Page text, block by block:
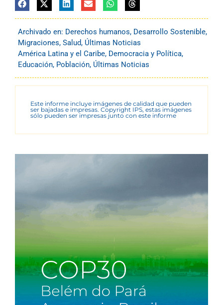
Archivado en: Derechos humanos, Desarrollo Sostenible,
Migraciones, Salud, Últimas Noticias
América Latina y el Caribe, Democracia y Política,
Educación, Población, Últimas Noticias
Este informe incluye imágenes de calidad que pueden
ser bajadas e impresas. Copyright IPS, estas imágenes
sólo pueden ser impresas junto con este informe